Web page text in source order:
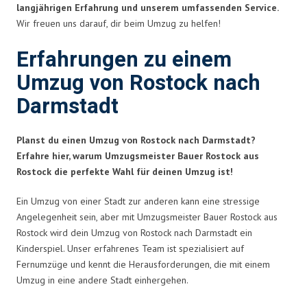
langjährigen Erfahrung und unserem umfassenden Service.
Wir freuen uns darauf, dir beim Umzug zu helfen!
Erfahrungen zu einem
Umzug von Rostock nach
Darmstadt
Planst du einen Umzug von Rostock nach Darmstadt?
Erfahre hier, warum Umzugsmeister Bauer Rostock aus
Rostock die perfekte Wahl für deinen Umzug ist!
Ein Umzug von einer Stadt zur anderen kann eine stressige
Angelegenheit sein, aber mit Umzugsmeister Bauer Rostock aus
Rostock wird dein Umzug von Rostock nach Darmstadt ein
Kinderspiel. Unser erfahrenes Team ist spezialisiert auf
Fernumzüge und kennt die Herausforderungen, die mit einem
Umzug in eine andere Stadt einhergehen.